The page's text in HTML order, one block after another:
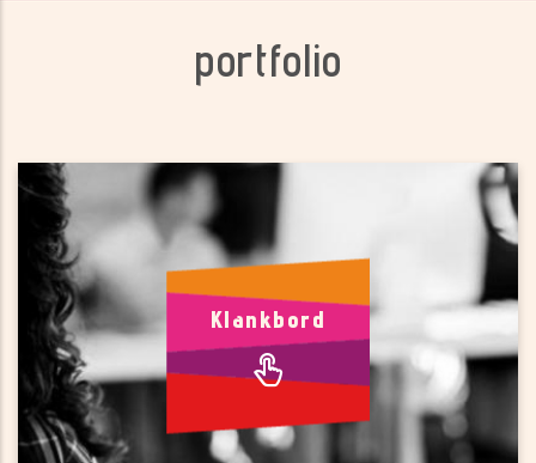
portfolio
Klankbord
Klankbord
Voor focus op je bedrijf
Als ondernemer met een start-up heb je veel zaken aan je
hoofd. Hoe houd je focus binnen je bedrijf een wat is de
sleutel naar succes? Welke informatie helpt je verder?
Tegen welke drempels loop je aan, en hoe kunnen die
weggenomen worden?